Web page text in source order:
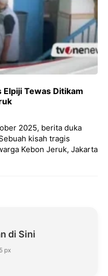
Elpiji Tewas Ditikam
2025, berita duka
kisah tragis
Kebon Jeruk, Jakarta
di Sini
px